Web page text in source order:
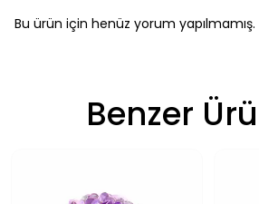
Bu ürün için henüz yorum yapılmamış.
Benzer